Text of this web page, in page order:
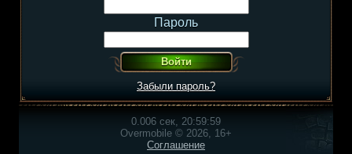
Пароль
Забыли пароль?
0.006 сек, 20:59:59
Overmobile © 2026, 16+
Соглашение